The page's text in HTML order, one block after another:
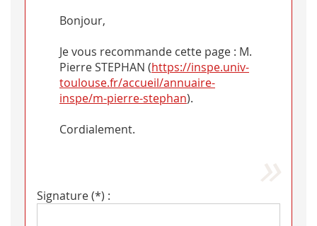
Bonjour,
Je vous recommande cette page : M.
Pierre STEPHAN (https://inspe.univ-
toulouse.fr/accueil/annuaire-
inspe/m-pierre-stephan).
Cordialement.
Signature (*) :